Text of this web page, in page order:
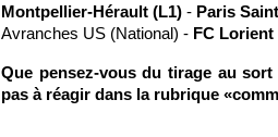
Montpellier-Hérault (L1) - Paris
Avranches US (National) - FC Lorient
Que pensez-vous du tirage au
pas à réagir dans la rubrique